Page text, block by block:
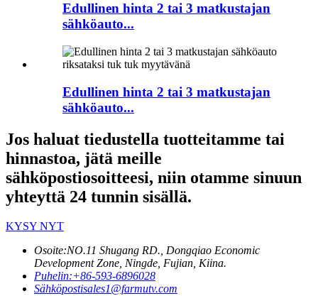
Edullinen hinta 2 tai 3 matkustajan
sähköauto...
Edullinen hinta 2 tai 3 matkustajan
sähköauto...
Jos haluat tiedustella tuotteitamme tai
hinnastoa, jätä meille
sähköpostiosoitteesi, niin otamme sinuun
yhteyttä 24 tunnin sisällä.
KYSY NYT
Osoite:NO.11 Shugang RD., Dongqiao Economic
Development Zone, Ningde, Fujian, Kiina.
Puhelin:+86-593-6896028
Sähköpostisales1@farmutv.com